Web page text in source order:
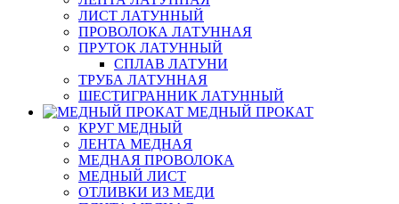
ЛИСТ ЛАТУННЫЙ
ПРОВОЛОКА ЛАТУННАЯ
ПРУТОК ЛАТУННЫЙ
СПЛАВ ЛАТУНИ
ТРУБА ЛАТУННАЯ
ШЕСТИГРАННИК ЛАТУННЫЙ
МЕДНЫЙ ПРОКАТ
КРУГ МЕДНЫЙ
ЛЕНТА МЕДНАЯ
МЕДНАЯ ПРОВОЛОКА
МЕДНЫЙ ЛИСТ
ОТЛИВКИ ИЗ МЕДИ